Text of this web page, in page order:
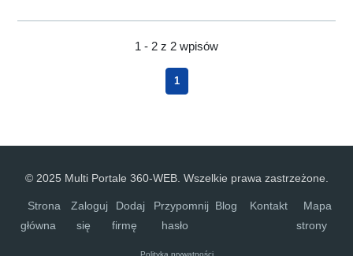
1 - 2 z 2 wpisów
1
© 2025 Multi Portale 360-WEB. Wszelkie prawa zastrzeżone.
Strona
główna
Zaloguj
się
Dodaj
firmę
Przypomnij
hasło
Blog Kontakt
Mapa
strony